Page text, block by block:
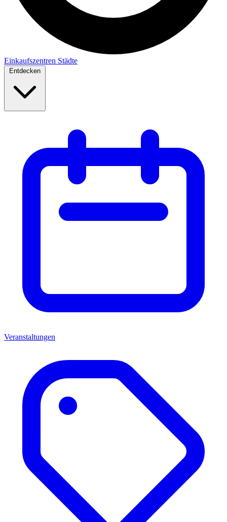
Einkaufszentren Städte
Entdecken
Veranstaltungen